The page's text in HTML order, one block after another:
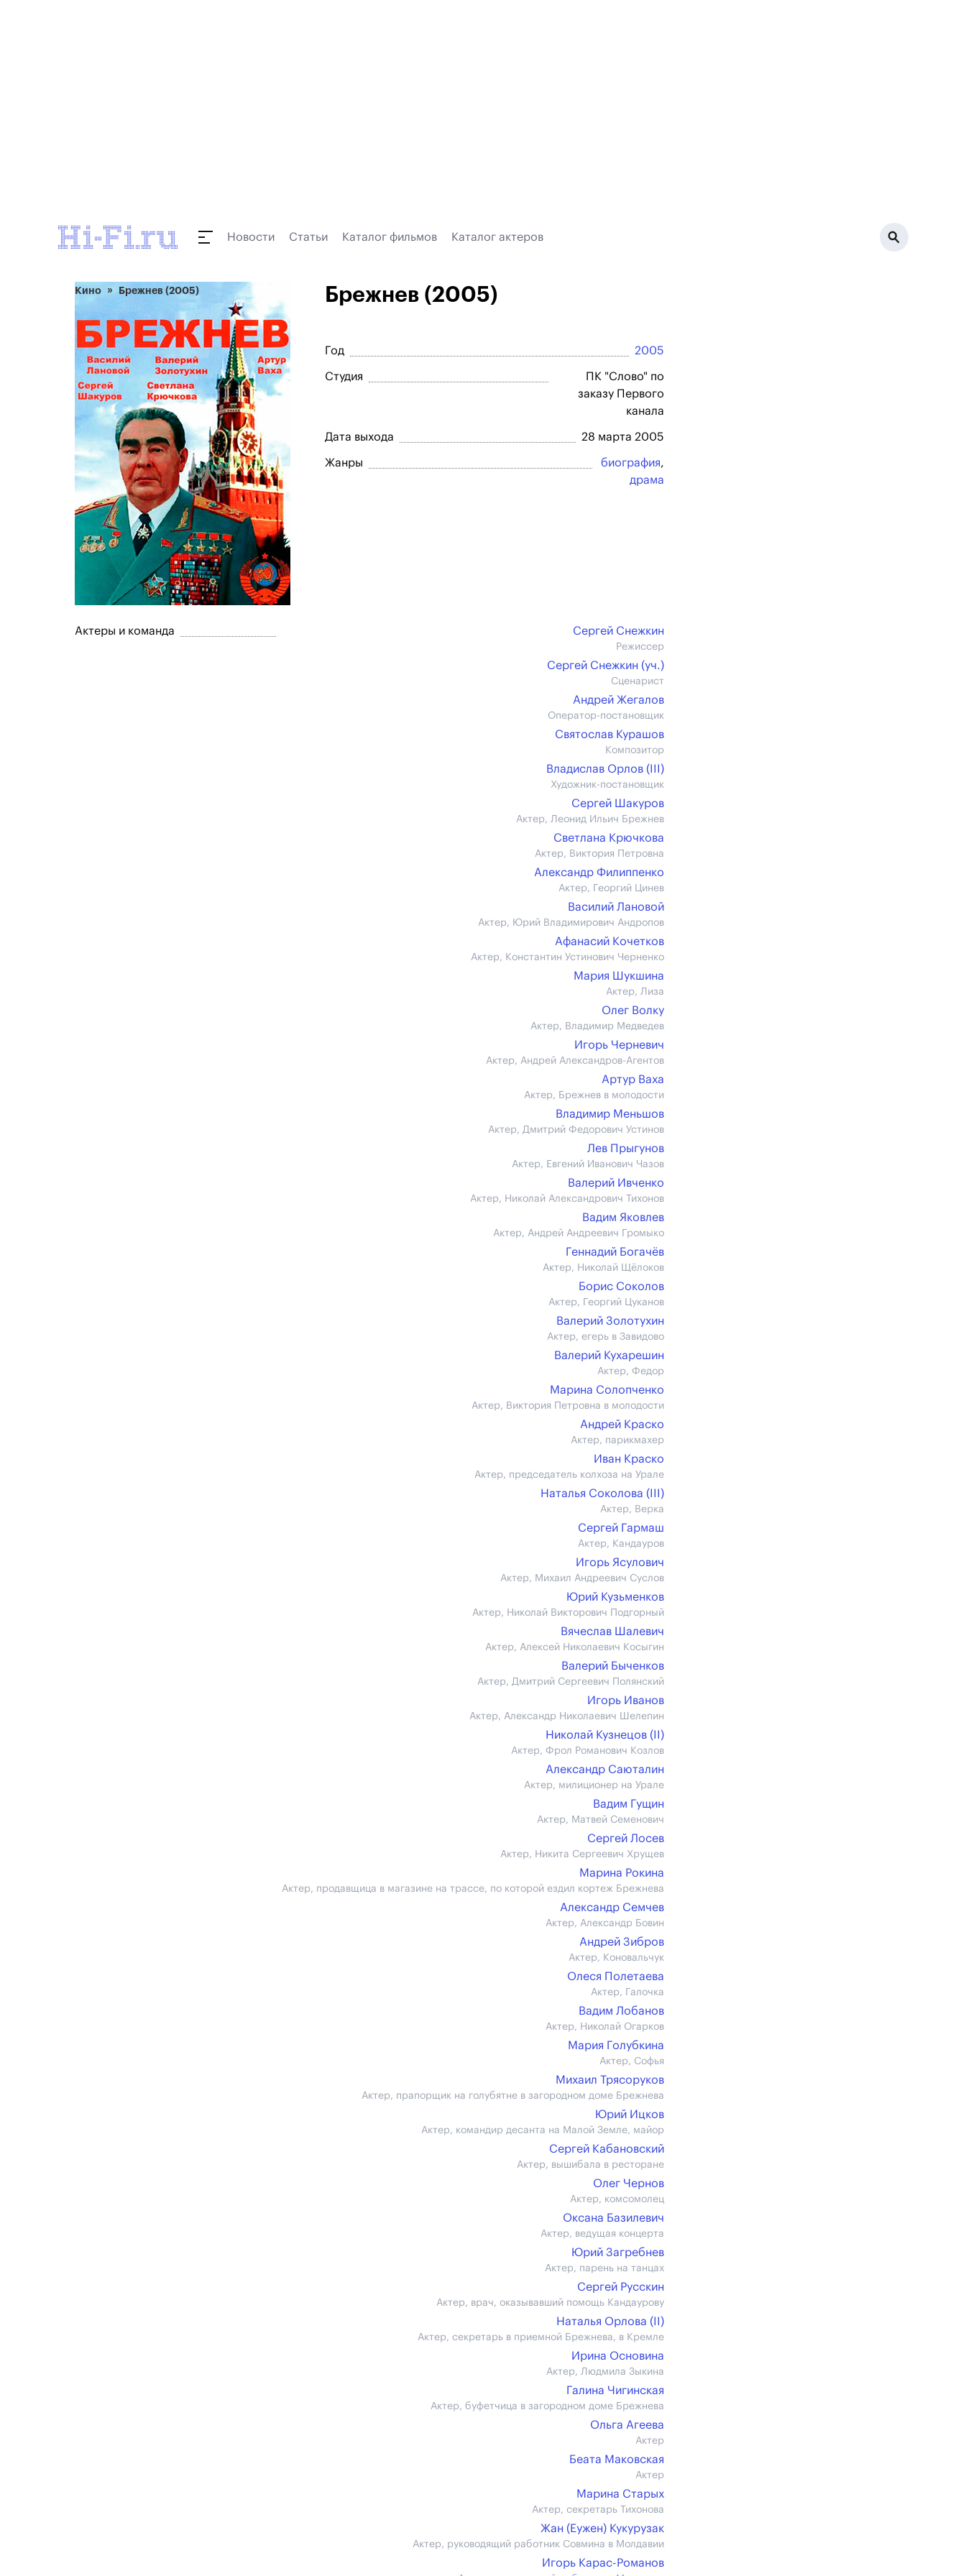
Новости Статьи Каталог фильмов Каталог актеров
Кино Брежнев (2005) Брежнев (2005)
Год 2005
Студия
ПК "Слово" по
заказу Первого
канала
Дата выхода 28 марта 2005
Жанры биография,
драма
Актеры и команда Сергей Снежкин
Режиссер
Сергей Снежкин (уч.)
Сценарист
Андрей Жегалов
Оператор-постановщик
Святослав Курашов
Композитор
Владислав Орлов (III)
Художник-постановщик
Сергей Шакуров
Актер, Леонид Ильич Брежнев
Светлана Крючкова
Актер, Виктория Петровна
Александр Филиппенко
Актер, Георгий Цинев
Василий Лановой
Актер, Юрий Владимирович Андропов
Афанасий Кочетков
Актер, Константин Устинович Черненко
Мария Шукшина
Актер, Лиза
Олег Волку
Актер, Владимир Медведев
Игорь Черневич
Актер, Андрей Александров-Агентов
Артур Ваха
Актер, Брежнев в молодости
Владимир Меньшов
Актер, Дмитрий Федорович Устинов
Лев Прыгунов
Актер, Евгений Иванович Чазов
Валерий Ивченко
Актер, Николай Александрович Тихонов
Вадим Яковлев
Актер, Андрей Андреевич Громыко
Геннадий Богачёв
Актер, Николай Щёлоков
Борис Соколов
Актер, Георгий Цуканов
Валерий Золотухин
Актер, егерь в Завидово
Валерий Кухарешин
Актер, Федор
Марина Солопченко
Актер, Виктория Петровна в молодости
Андрей Краско
Актер, парикмахер
Иван Краско
Актер, председатель колхоза на Урале
Наталья Соколова (III)
Актер, Верка
Сергей Гармаш
Актер, Кандауров
Игорь Ясулович
Актер, Михаил Андреевич Суслов
Юрий Кузьменков
Актер, Николай Викторович Подгорный
Вячеслав Шалевич
Актер, Алексей Николаевич Косыгин
Валерий Быченков
Актер, Дмитрий Сергеевич Полянский
Игорь Иванов
Актер, Александр Николаевич Шелепин
Николай Кузнецов (II)
Актер, Фрол Романович Козлов
Александр Саюталин
Актер, милиционер на Урале
Вадим Гущин
Актер, Матвей Семенович
Сергей Лосев
Актер, Никита Сергеевич Хрущев
Марина Рокина
Актер, продавщица в магазине на трассе, по которой ездил кортеж Брежнева
Александр Семчев
Актер, Александр Бовин
Андрей Зибров
Актер, Коновальчук
Олеся Полетаева
Актер, Галочка
Вадим Лобанов
Актер, Николай Огарков
Мария Голубкина
Актер, Софья
Михаил Трясоруков
Актер, прапорщик на голубятне в загородном доме Брежнева
Юрий Ицков
Актер, командир десанта на Малой Земле, майор
Сергей Кабановский
Актер, вышибала в ресторане
Олег Чернов
Актер, комсомолец
Оксана Базилевич
Актер, ведущая концерта
Юрий Загребнев
Актер, парень на танцах
Сергей Русскин
Актер, врач, оказывавший помощь Кандаурову
Наталья Орлова (II)
Актер, секретарь в приемной Брежнева, в Кремле
Ирина Основина
Актер, Людмила Зыкина
Галина Чигинская
Актер, буфетчица в загородном доме Брежнева
Ольга Агеева
Актер
Беата Маковская
Актер
Марина Старых
Актер, секретарь Тихонова
Жан (Еужен) Кукурузак
Актер, руководящий работник Совмина в Молдавии
Игорь Карас-Романов